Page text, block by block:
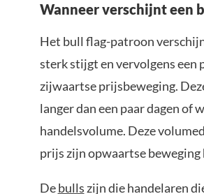
Wanneer verschijnt een
Het bull flag-patroon
sterk stijgt en vervolgens een
zijwaartse prijsbeweging.
langer dan een paar dagen of
handelsvolume. Deze
prijs zijn opwaartse beweging
Debulls zijn die handelaren